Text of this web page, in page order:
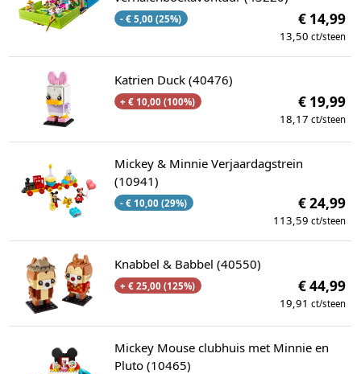
- € 5,00 (25%) € 14,99
13,50 ct/steen
Katrien Duck (40476)
+ € 10,00 (100%) € 19,99
18,17 ct/steen
Mickey & Minnie Verjaardagstrein
(10941)
- € 10,00 (29%) € 24,99
113,59 ct/steen
Knabbel & Babbel (40550)
+ € 25,00 (125%) € 44,99
19,91 ct/steen
Mickey Mouse clubhuis met Minnie en
Pluto (10465)